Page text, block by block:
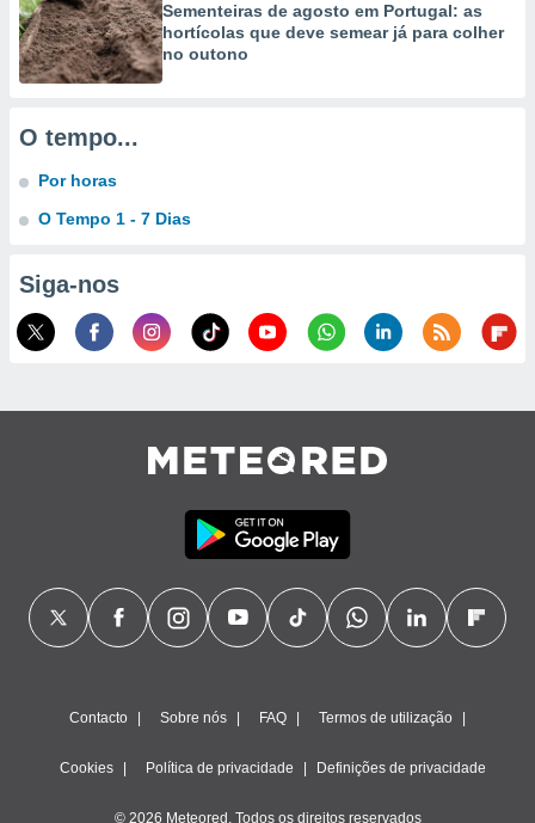
Sementeiras de agosto em Portugal: as
hortícolas que deve semear já para colher
no outono
O tempo...
Por horas
O Tempo 1 - 7 Dias
Siga-nos
Contacto Sobre nós FAQ Termos de utilização
Cookies Política de privacidade Definições de privacidade
© 2026 Meteored. Todos os direitos reservados